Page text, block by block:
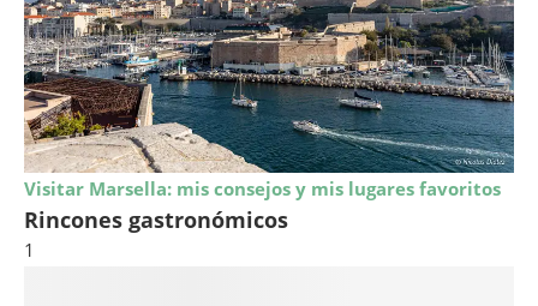
Visitar Marsella: mis consejos y mis lugares favoritos
Rincones gastronómicos
1